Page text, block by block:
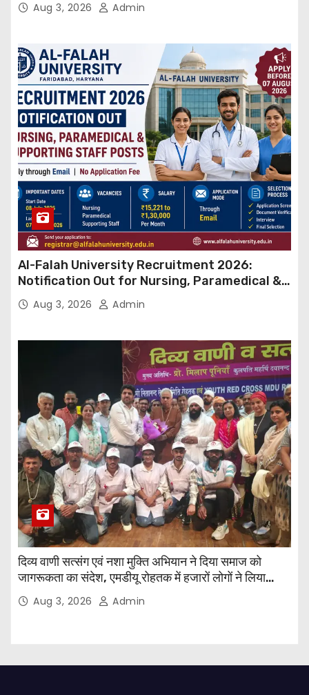
Aug 3, 2026 Admin
Al-Falah University Recruitment 2026:
Notification Out for Nursing, Paramedical &
Supporting Staff Posts, Apply Through Email
Aug 3, 2026 Admin
दिव्य वाणी सत्संग एवं नशा मुक्ति अभियान ने दिया समाज को
जागरूकता का संदेश, एमडीयू रोहतक में हजारों लोगों ने लिया
संकल्पAug 3, 2026 Admin